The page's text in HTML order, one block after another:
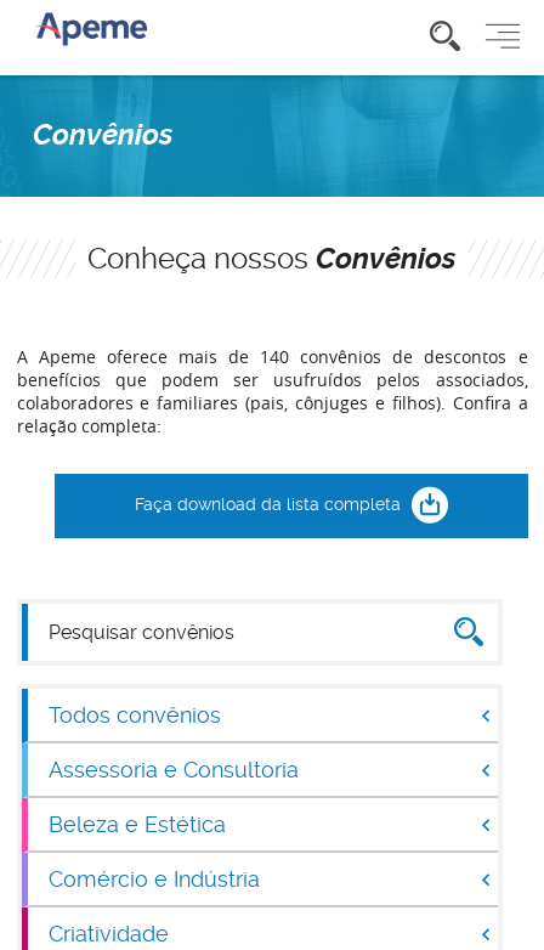
Convênios
Conheça nossos Convênios
A Apeme oferece mais de 140 convênios de descontos e
benefícios que podem ser usufruídos pelos associados,
colaboradores e familiares (pais, cônjuges e filhos). Confira a
relação completa:
Faça download da lista completa
Todos convênios
Assessoria e Consultoria
Beleza e Estética
Comércio e Indústria
Criatividade